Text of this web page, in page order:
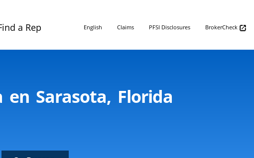
a Rep English Claims PFSI Disclosures BrokerCheck
Sarasota, Florida